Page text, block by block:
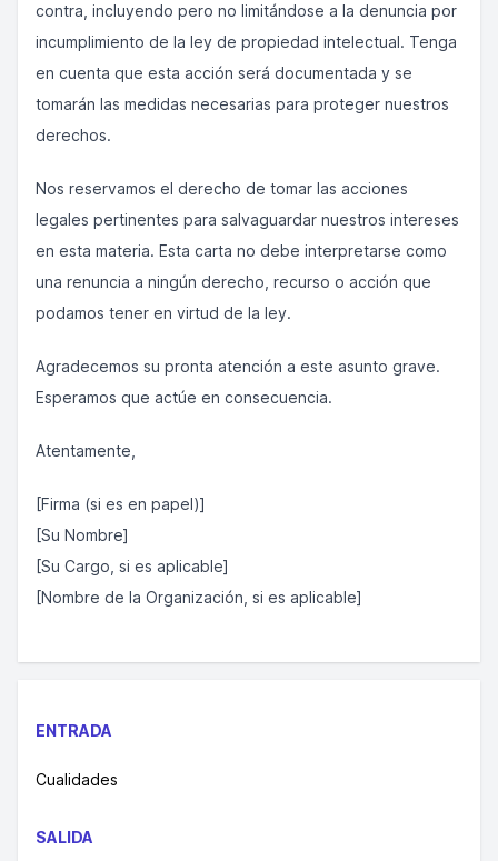
contra, incluyendo pero no limitándose a la denuncia por
incumplimiento de la ley de propiedad intelectual. Tenga
en cuenta que esta acción será documentada y se
tomarán las medidas necesarias para proteger nuestros
derechos.
Nos reservamos el derecho de tomar las acciones
legales pertinentes para salvaguardar nuestros intereses
en esta materia. Esta carta no debe interpretarse como
una renuncia a ningún derecho, recurso o acción que
podamos tener en virtud de la ley.
Agradecemos su pronta atención a este asunto grave.
Esperamos que actúe en consecuencia.
Atentamente,
[Firma (si es en papel)]
[Su Nombre]
[Su Cargo, si es aplicable]
[Nombre de la Organización, si es aplicable]
ENTRADA
Cualidades
SALIDA